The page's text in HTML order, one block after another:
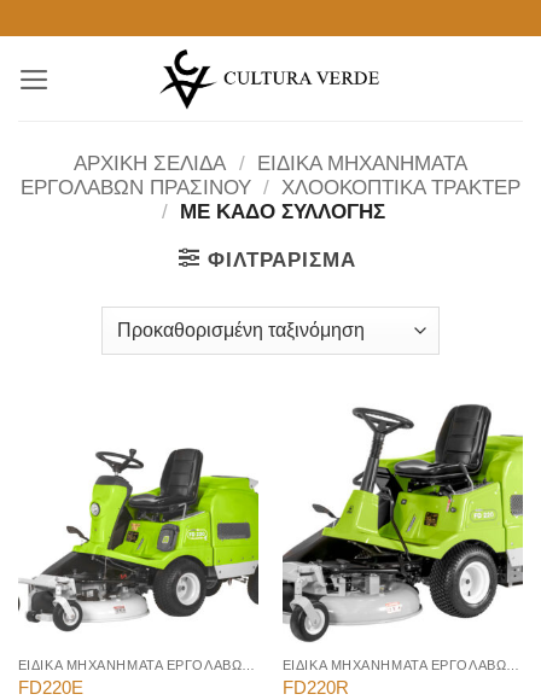
περιεχόμενο
ΑΡΧΙΚΉ ΣΕΛΊΔΑ / ΕΙΔΙΚΑ ΜΗΧΑΝΗΜΑΤΑ
ΕΡΓΟΛΑΒΩΝ ΠΡΑΣΙΝΟΥ / ΧΛΟΟΚΟΠΤΙΚΑ ΤΡΑΚΤΕΡ
/ ΜΕ ΚΑΔΟ ΣΥΛΛΟΓΗΣ
ΦΙΛΤΡΆΡΙΣΜΑ
FD220Ε FD220R